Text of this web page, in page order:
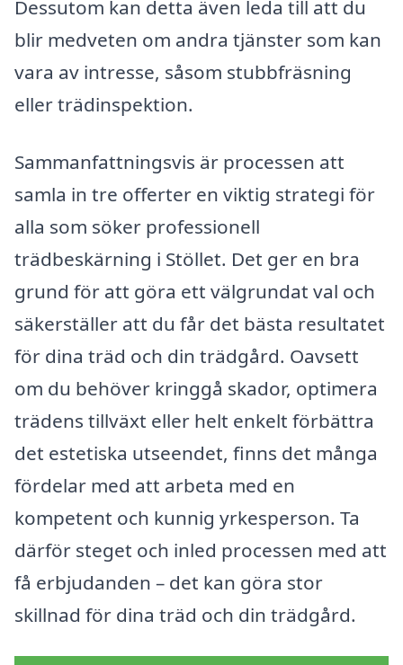
Dessutom kan detta även leda till att du
blir medveten om andra tjänster som kan
vara av intresse, såsom stubbfräsning
eller trädinspektion.
Sammanfattningsvis är processen att
samla in tre offerter en viktig strategi för
alla som söker professionell
trädbeskärning i Stöllet. Det ger en bra
grund för att göra ett välgrundat val och
säkerställer att du får det bästa resultatet
för dina träd och din trädgård. Oavsett
om du behöver kringgå skador, optimera
trädens tillväxt eller helt enkelt förbättra
det estetiska utseendet, finns det många
fördelar med att arbeta med en
kompetent och kunnig yrkesperson. Ta
därför steget och inled processen med att
få erbjudanden – det kan göra stor
skillnad för dina träd och din trädgård.